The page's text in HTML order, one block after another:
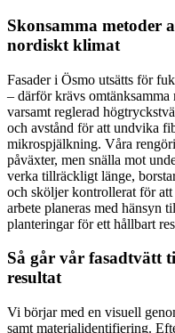
Skonsamma metoder
nordiskt klimat
Fasader i Ösmo utsätts för
– därför krävs
varsamt reglerad
och avstånd för att undvika
mikrospjälkning. Våra
påväxter, men snälla mot
verka tillräckligt länge,
och sköljer kontrollerat för
arbete planeras med hänsyn
planteringar för ett hållbart
Så går vår fasadtvätt
resultat
Vi börjar med en visuell
samt materialidentifiering.